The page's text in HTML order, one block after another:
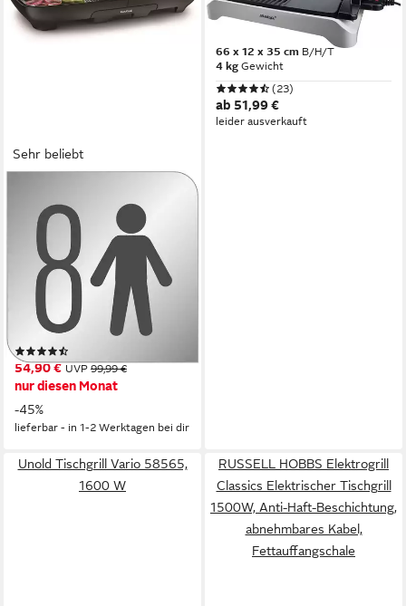
Sehr beliebt
Tischgrill Malaga,
spülmaschinengeeignete
Platte und
Saftauffangbehälter
2000 W
28,7 x 7,2 x 54,5 cm
B/H/T
3,45 kg
Gewicht
54,90 € UVP 99,99 €
nur diesen Monat
-45%
lieferbar - in 1-2 Werktagen bei dir
Tischgrill VG 101
Leistung
66 x 12 x 35 cm B/H/T
4 kg Gewicht
(23)
ab 51,99 €
leider ausverkauft
Unold Tischgrill Vario 58565,
1600 W
RUSSELL HOBBS Elektrogrill
Classics Elektrischer Tischgrill
1500W, Anti-Haft-Beschichtung,
abnehmbares Kabel,
Fettauffangschale